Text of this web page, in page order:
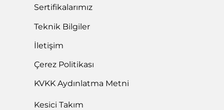
Sertifikalarımız
Teknik Bilgiler
İletişim
Çerez Politikası
KVKK Aydınlatma Metni
Kesici Takım